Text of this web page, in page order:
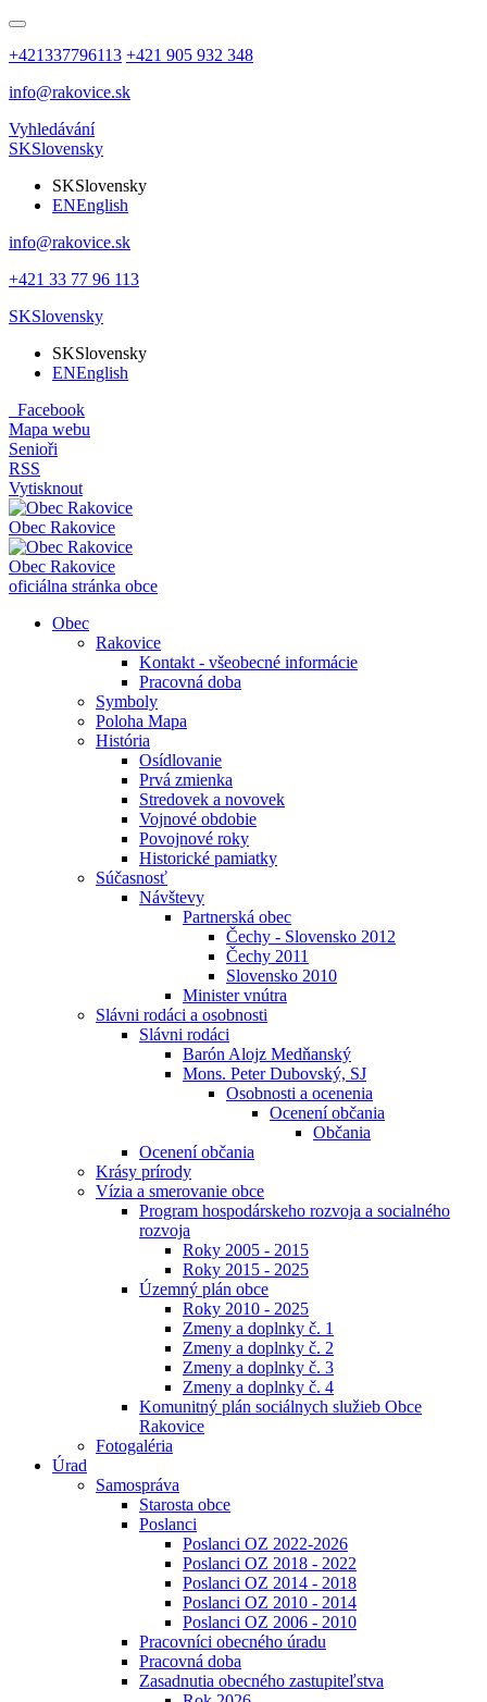
+421337796113 +421 905 932 348
info@rakovice.sk
Vyhledávání
SKSlovensky
SKSlovensky
ENEnglish
info@rakovice.sk
+421 33 77 96 113
SKSlovensky
SKSlovensky
ENEnglish
Facebook
Mapa webu
Senioři
RSS
Vytisknout
Obec Rakovice
Obec Rakovice
oficiálna stránka obce
Obec
Rakovice
Kontakt - všeobecné informácie
Pracovná doba
Symboly
Poloha Mapa
História
Osídlovanie
Prvá zmienka
Stredovek a novovek
Vojnové obdobie
Povojnové roky
Historické pamiatky
Súčasnosť
Návštevy
Partnerská obec
Čechy - Slovensko 2012
Čechy 2011
Slovensko 2010
Minister vnútra
Slávni rodáci a osobnosti
Slávni rodáci
Barón Alojz Medňanský
Mons. Peter Dubovský, SJ
Osobnosti a ocenenia
Ocenení občania
Občania
Ocenení občania
Krásy prírody
Vízia a smerovanie obce
Program hospodárskeho rozvoja a socialného
rozvoja
Roky 2005 - 2015
Roky 2015 - 2025
Územný plán obce
Roky 2010 - 2025
Zmeny a doplnky č. 1
Zmeny a doplnky č. 2
Zmeny a doplnky č. 3
Zmeny a doplnky č. 4
Komunitný plán sociálnych služieb Obce
Rakovice
Fotogaléria
Úrad
Samospráva
Starosta obce
Poslanci
Poslanci OZ 2022-2026
Poslanci OZ 2018 - 2022
Poslanci OZ 2014 - 2018
Poslanci OZ 2010 - 2014
Poslanci OZ 2006 - 2010
Pracovníci obecného úradu
Pracovná doba
Zasadnutia obecného zastupiteľstva